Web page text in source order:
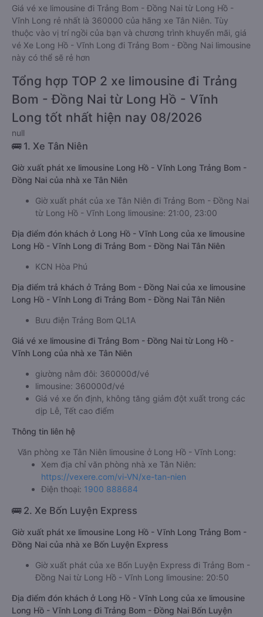
Giá vé xe limousine đi Trảng Bom - Đồng Nai từ Long Hồ -
Vĩnh Long rẻ nhất là 360000 của hãng xe Tân Niên. Tùy
thuộc vào vị trí ngồi của bạn và chương trình khuyến mãi, giá
vé Xe Long Hồ - Vĩnh Long đi Trảng Bom - Đồng Nai limousine
này có thể sẽ rẻ hơn
Tổng hợp TOP 2 xe limousine đi Trảng
Bom - Đồng Nai từ Long Hồ - Vĩnh
Long tốt nhất hiện nay 08/2026
null
🚌 1. Xe Tân Niên
Giờ xuất phát xe limousine Long Hồ - Vĩnh Long Trảng Bom -
Đồng Nai của nhà xe Tân Niên
Giờ xuất phát của xe Tân Niên đi Trảng Bom - Đồng Nai
từ Long Hồ - Vĩnh Long limousine: 21:00, 23:00
Địa điểm đón khách ở Long Hồ - Vĩnh Long của xe limousine
Long Hồ - Vĩnh Long đi Trảng Bom - Đồng Nai Tân Niên
KCN Hòa Phú
Địa điểm trả khách ở Trảng Bom - Đồng Nai của xe limousine
Long Hồ - Vĩnh Long đi Trảng Bom - Đồng Nai Tân Niên
Bưu điện Trảng Bom QL1A
Giá vé xe limousine đi Trảng Bom - Đồng Nai từ Long Hồ -
Vĩnh Long của nhà xe Tân Niên
giường nằm đôi: 360000đ/vé
limousine: 360000đ/vé
Giá vé xe ổn định, không tăng giảm đột xuất trong các
dịp Lễ, Tết cao điểm
Thông tin liên hệ
Văn phòng xe Tân Niên limousine ở Long Hồ - Vĩnh Long:
Xem địa chỉ văn phòng nhà xe Tân Niên:
https://vexere.com/vi-VN/xe-tan-nien
Điện thoại: 1900 888684
🚌 2. Xe Bốn Luyện Express
Giờ xuất phát xe limousine Long Hồ - Vĩnh Long Trảng Bom -
Đồng Nai của nhà xe Bốn Luyện Express
Giờ xuất phát của xe Bốn Luyện Express đi Trảng Bom -
Đồng Nai từ Long Hồ - Vĩnh Long limousine: 20:50
Địa điểm đón khách ở Long Hồ - Vĩnh Long của xe limousine
Long Hồ - Vĩnh Long đi Trảng Bom - Đồng Nai Bốn Luyện